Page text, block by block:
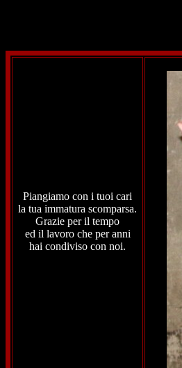
Piangiamo con i tuoi cari
la tua immatura scomparsa.
Grazie per il tempo
ed il lavoro che per anni
hai condiviso con noi.